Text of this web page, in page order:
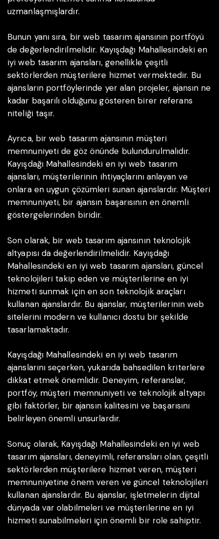
uzmanlaşmışlardır.
Bunun yanı sıra, bir web tasarım ajansının portföyü
de değerlendirilmelidir. Kayışdağı Mahallesindeki en
iyi web tasarım ajansları, genellikle çeşitli
sektörlerden müşterilere hizmet vermektedir. Bu
ajansların portföylerinde yer alan projeler, ajansın ne
kadar başarılı olduğunu gösteren birer referans
niteliği taşır.
Ayrıca, bir web tasarım ajansının müşteri
memnuniyeti de göz önünde bulundurulmalıdır.
Kayışdağı Mahallesindeki en iyi web tasarım
ajansları, müşterilerinin ihtiyaçlarını anlayan ve
onlara en uygun çözümleri sunan ajanslardır. Müşteri
memnuniyeti, bir ajansın başarısının en önemli
göstergelerinden biridir.
Son olarak, bir web tasarım ajansının teknolojik
altyapısı da değerlendirilmelidir. Kayışdağı
Mahallesindeki en iyi web tasarım ajansları, güncel
teknolojileri takip eden ve müşterilerine en iyi
hizmeti sunmak için en son teknolojik araçları
kullanan ajanslardır. Bu ajanslar, müşterilerinin web
sitelerini modern ve kullanıcı dostu bir şekilde
tasarlamaktadır.
Kayışdağı Mahallesindeki en iyi web tasarım
ajanslarını seçerken, yukarıda bahsedilen kriterlere
dikkat etmek önemlidir. Deneyim, referanslar,
portföy, müşteri memnuniyeti ve teknolojik altyapı
gibi faktörler, bir ajansın kalitesini ve başarısını
belirleyen önemli unsurlardır.
Sonuç olarak, Kayışdağı Mahallesindeki en iyi web
tasarım ajansları, deneyimli, referansları olan, çeşitli
sektörlerden müşterilere hizmet veren, müşteri
memnuniyetine önem veren ve güncel teknolojileri
kullanan ajanslardır. Bu ajanslar, işletmelerin dijital
dünyada var olabilmeleri ve müşterilerine en iyi
hizmeti sunabilmeleri için önemli bir role sahiptir.